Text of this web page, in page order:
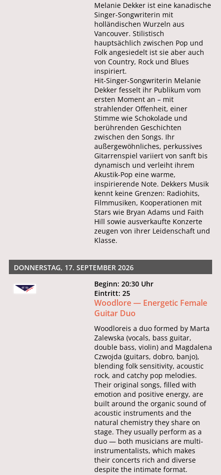
Melanie Dekker ist eine kanadische
Singer-Songwriterin mit
holländischen Wurzeln aus
Vancouver. Stilistisch
hauptsächlich zwischen Pop und
Folk angesiedelt ist sie aber auch
von Country, Rock und Blues
inspiriert.
Hit-Singer-Songwriterin Melanie
Dekker fesselt ihr Publikum vom
ersten Moment an – mit
strahlender Offenheit, einer
Stimme wie Schokolade und
berührenden Geschichten
zwischen den Songs. Ihr
außergewöhnliches, perkussives
Gitarrenspiel variiert von sanft bis
dynamisch und verleiht ihrem
Akustik-Pop eine warme,
inspirierende Note. Dekkers Musik
kennt keine Grenzen: Radiohits,
Filmmusiken, Kooperationen mit
Stars wie Bryan Adams und Faith
Hill sowie ausverkaufte Konzerte
zeugen von ihrer Leidenschaft und
Klasse.
DONNERSTAG, 17. SEPTEMBER 2026
Beginn: 20:30 Uhr
Eintritt: 25
Woodlore — Energetic Female
Guitar Duo
Woodloreis a duo formed by Marta
Zalewska (vocals, bass guitar,
double bass, violin) and Magdalena
Czwojda (guitars, dobro, banjo),
blending folk sensitivity, acoustic
rock, and catchy pop melodies.
Their original songs, filled with
emotion and positive energy, are
built around the organic sound of
acoustic instruments and the
natural chemistry they share on
stage. They usually perform as a
duo — both musicians are multi-
instrumentalists, which makes
their concerts rich and diverse
despite the intimate format.